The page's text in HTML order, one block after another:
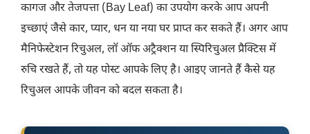
कागज और तेजपत्ता (Bay Leaf) का उपयोग करके आप अपनी
इच्छाएं जैसे कार, प्यार, धन या नया घर प्राप्त कर सकते हैं। अगर आप
मैनिफेस्टेशन रिचुअल, लॉ ऑफ अट्रैक्शन या स्पिरिचुअल प्रैक्टिस में
रुचि रखते हैं, तो यह पोस्ट आपके लिए है। आइए जानते हैं कैसे यह
रिचुअल आपके जीवन को बदल सकता है।